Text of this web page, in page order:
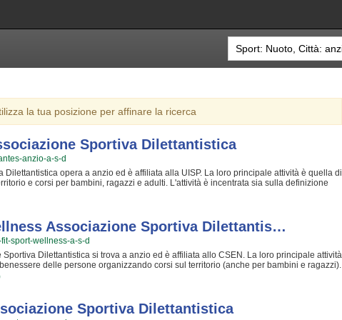
la tua posizione per affinare la ricerca
Sportiva Dilettantistica
anzio-a-s-d
Dilettantistica opera a anzio ed è affiliata alla UISP. La loro principale attività è quella di
e corsi per bambini, ragazzi e adulti. L'attività è incentrata sia sulla definizione
sia sulla implementazione di quelle qualità personali che si acquisiscono
Proprio per questo motivo gli allenatori sono tra i più preparati della provincia e
cui Rari Nantes Anzio Associazione Sportiva Dilettantistica crede fin dalla sua genesi.
della chiave per crescere e superare i propri limiti personali rendono il nuoto uno
rapiti. Rari Nantes Anzio Associazione Sportiva Dilettantistica è una grande
cui allenarti, istruttori qualificati e un ambiente amichevole. Se vuoi iscriverti o
andare in sede o inviare un messaggio cliccando sul bottone "Contattaci" presente
Associazione Sportiva Dilettantis…
sport-wellness-a-s-d
Dilettantistica si trova a anzio ed è affiliata allo CSEN. La loro principale attività
delle persone organizzando corsi sul territorio (anche per bambini e ragazzi).
motorie e fisiche ed a sono utili a il proprio aspetto fisico per conquistare una
sulla propria autostima. I loro insegnanti sono i più bravi della zona e si
alle lezioni {text_aff3} per garantire la massima serenità e professionalità ai loro iscritti.
fitness rendono questa attività davvero speciale, per cui, una volta che avrete
e vedrai! Anzio Fit Sport & Wellness Associazione Sportiva Dilettantistica è una
Sportiva Dilettantistica